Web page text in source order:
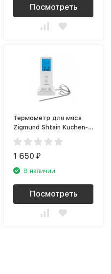
Посмотреть
Термометр для мяса
Zigmund Shtain Kuchen-
Profi MP-66W
1 650₽
В наличии
Посмотреть